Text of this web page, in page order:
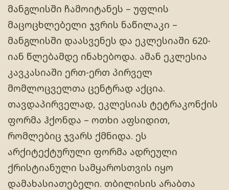
მანგლისში ჩამოიტანეს – უფლის
მაცოცხლებელი ჯვრის ნაწილაკი –
მანგლისში დაასვენეს და ეკლესიაში 620-
იან წლებამდე ინახებოდა. ამან ეკლესია
კავკასიაში ერთ-ერთ პირველ
მომლოცველთა ცენტრად აქცია.
თავდაპირველად, ეკლესიას ტეტრაკონქის
ფორმა ჰქონდა – ოთხი აფსიდით,
რომლებიც ჯვარს ქმნიდა. ეს
არქიტექტურული ფორმა ადრეული
ქრისტიანული სამყაროსთვის იყო
დამახასიათებელი. თბილისის არაბთა